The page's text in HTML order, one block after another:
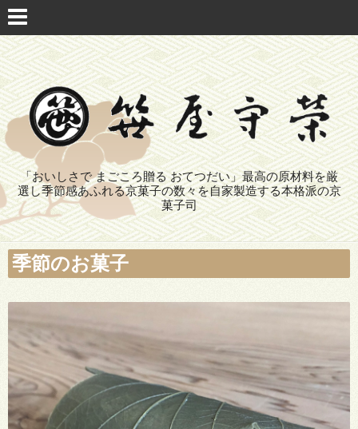
「おいしさで まごころ贈る おてつだい」最高の原材料を厳
選し季節感あふれる京菓子の数々を自家製造する本格派の京
菓子司
季節のお菓子